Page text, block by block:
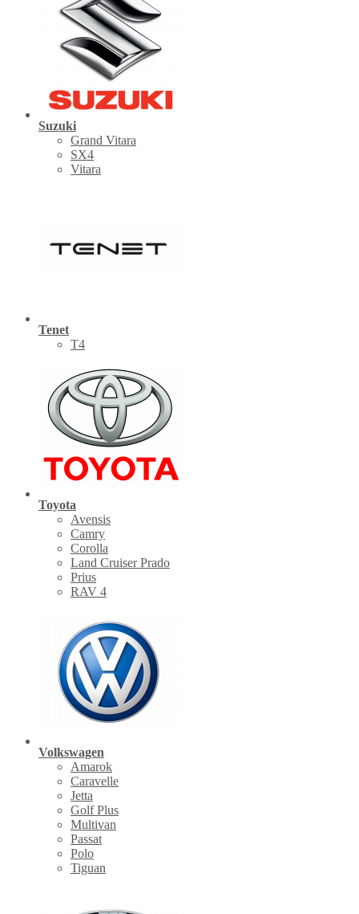
Suzuki
Grand Vitara
SX4
Vitara
Tenet
Т4
Toyota
Avensis
Camry
Corolla
Land Cruiser Prado
Prius
RAV 4
Volkswagen
Amarok
Caravelle
Jetta
Golf Plus
Multivan
Passat
Polo
Tiguan